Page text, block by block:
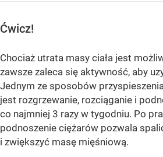
Ćwicz!
Chociaż utrata masy ciała jest
zawsze zaleca się aktywność, aby
Jednym ze sposobów
jest rozgrzewanie, rozciąganie i
co najmniej 3 razy w tygodniu. Po
podnoszenie ciężarów pozwala
i zwiększyć masę mięśniową.